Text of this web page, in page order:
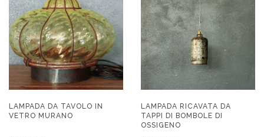
LAMPADA DA TAVOLO IN
VETRO MURANO
LAMPADA RICAVATA DA
TAPPI DI BOMBOLE DI
OSSIGENO